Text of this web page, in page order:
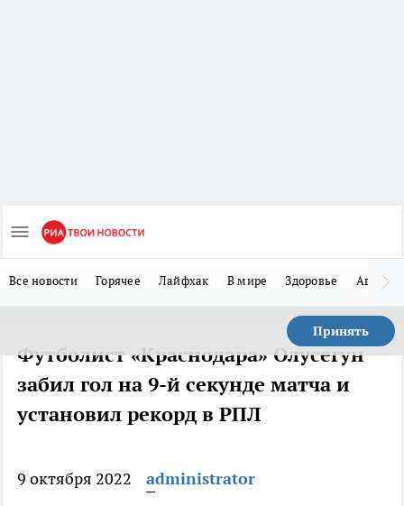
Все новости Горячее Лайфхак В мире Здоровье Авто
Принять
Футболист «Краснодара» Олусегун
забил гол на 9-й секунде матча и
установил рекорд в РПЛ
9 октября 2022 administrator